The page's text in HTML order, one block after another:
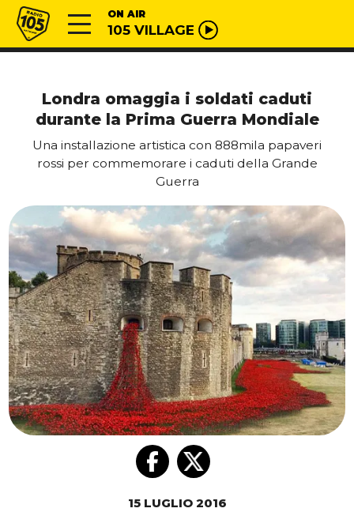
Vai al contenuto
Radio 105 ON AIR
105 VILLAGE
Londra omaggia i soldati caduti
durante la Prima Guerra Mondiale
Una installazione artistica con 888mila papaveri
rossi per commemorare i caduti della Grande
Guerra
15 LUGLIO 2016